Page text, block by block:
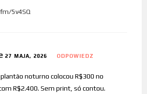
5v4SQ
27 MAJA, 2026 ODPOWIEDZ
noturno colocou R$300 no
R$2.400. Sem print, só contou.